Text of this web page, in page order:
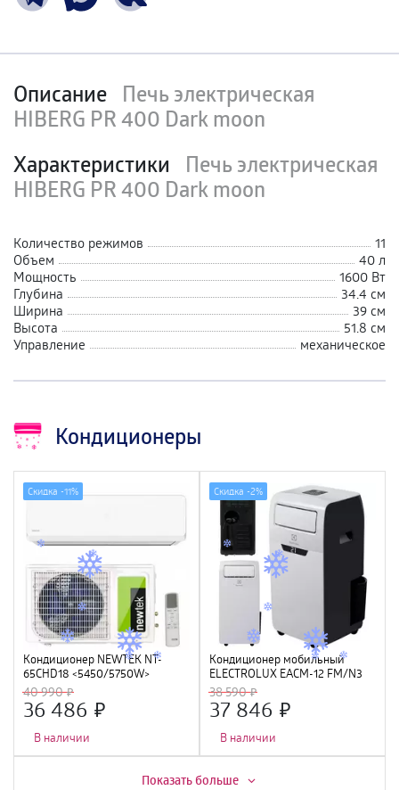
Описание Печь электрическая
HIBERG PR 400 Dark moon
Характеристики
Печь электрическая
HIBERG PR 400 Dark moon
Количество режимов
11
Объем
40 л
Мощность
1600 Вт
Глубина
34.4 см
Ширина
39 см
Высота
51.8 см
Управление
механическое
Кондиционеры
Кондиционер NEWTEK NT-
65CHD18 <5450/5750W>
скрытый LED дисплей, Golden
Fin, R410A, компрессор GMCC
40 990
36 486
В наличии
Скидка -11%
Кондиционер мобильный
ELECTROLUX EACM-12 FM/N3
38 590
37 846
В наличии
Скидка -2%
Скидка - 15%
Показать больше